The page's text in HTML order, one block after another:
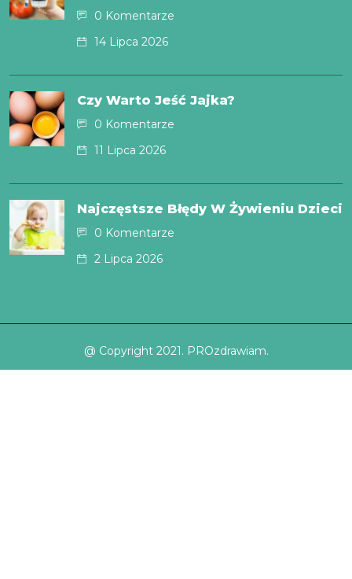
0 Komentarze
14 Lipca 2026
Czy Warto Jeść Jajka?
0 Komentarze
11 Lipca 2026
Najczęstsze Błędy W Żywieniu Dzieci
0 Komentarze
2 Lipca 2026
@ Copyright 2021. PROzdrawiam.